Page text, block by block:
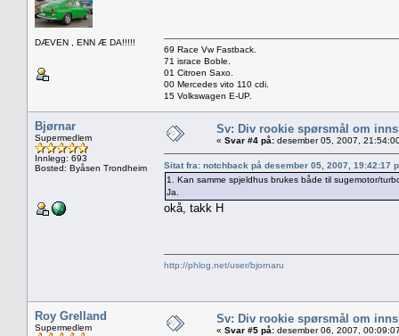
DÆVEN , ENN Æ DA!!!!!
69 Race Vw Fastback.
71 israce Boble.
01 Citroen Saxo.
00 Mercedes vito 110 cdi.
15 Volkswagen E-UP.
Bjørnar
Supermedlem
Innlegg: 693
Bosted: Byåsen Trondheim
Sv: Div rookie spørsmål om
« Svar #4 på: desember 05, 2007,
Sitat fra: notchback på desember 05, 2007, 19:42:17
1. Kan samme spjeldhus brukes både til sugemotor/
Ja.
okå, takk H
http://phlog.net/user/bjornaru
Roy Grelland
Supermedlem
Sv: Div rookie spørsmål om
« Svar #5 på: desember 06, 2007,